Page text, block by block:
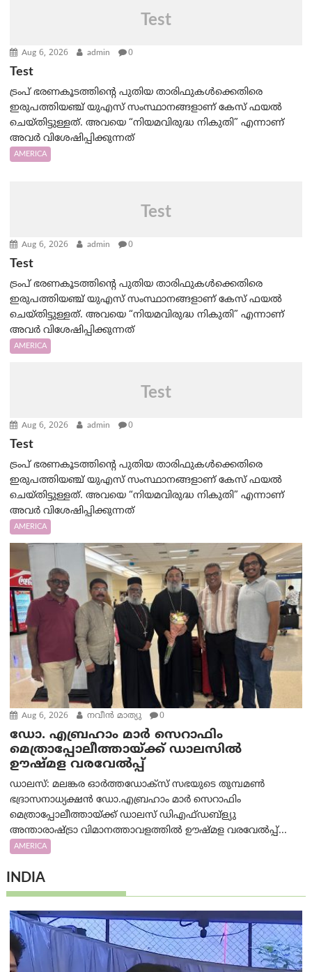
Test
Aug 6, 2026 admin 0
Test
ട്രംപ് ഭരണകൂടത്തിന്റെ പുതിയ താരിഫുകൾക്കെതിരെ
ഇരുപത്തിയഞ്ച് യുഎസ് സംസ്ഥാനങ്ങളാണ് കേസ് ഫയൽ
ചെയ്തിട്ടുള്ളത്. അവയെ “നിയമവിരുദ്ധ നികുതി” എന്നാണ്
അവര്‍ വിശേഷിപ്പിക്കുന്നത്
AMERICA
Test
Aug 6, 2026 admin 0
Test
ട്രംപ് ഭരണകൂടത്തിന്റെ പുതിയ താരിഫുകൾക്കെതിരെ
ഇരുപത്തിയഞ്ച് യുഎസ് സംസ്ഥാനങ്ങളാണ് കേസ് ഫയൽ
ചെയ്തിട്ടുള്ളത്. അവയെ “നിയമവിരുദ്ധ നികുതി” എന്നാണ്
അവര്‍ വിശേഷിപ്പിക്കുന്നത്
AMERICA
Test
Aug 6, 2026 admin 0
Test
ട്രംപ് ഭരണകൂടത്തിന്റെ പുതിയ താരിഫുകൾക്കെതിരെ
ഇരുപത്തിയഞ്ച് യുഎസ് സംസ്ഥാനങ്ങളാണ് കേസ് ഫയൽ
ചെയ്തിട്ടുള്ളത്. അവയെ “നിയമവിരുദ്ധ നികുതി” എന്നാണ്
അവര്‍ വിശേഷിപ്പിക്കുന്നത്
AMERICA
Aug 6, 2026 നവീൻ മാത്യു 0
ഡോ. എബ്രഹാം മാർ സെറാഫിം
മെത്രാപ്പോലീത്തായ്ക്ക് ഡാലസിൽ
ഊഷ്മള വരവേൽപ്പ്
ഡാലസ്: മലങ്കര ഓർത്തഡോക്സ് സഭയുടെ തുമ്പമൺ
ഭദ്രാസനാധ്യക്ഷൻ ഡോ.എബ്രഹാം മാർ സെറാഫിം
മെത്രാപ്പോലീത്തായ്ക്ക് ഡാലസ് ഡിഎഫ്ഡബ്ള്യു
അന്താരാഷ്ട്രാ വിമാനത്താവളത്തിൽ ഊഷ്മള വരവേൽപ്പ്...
AMERICA
INDIA